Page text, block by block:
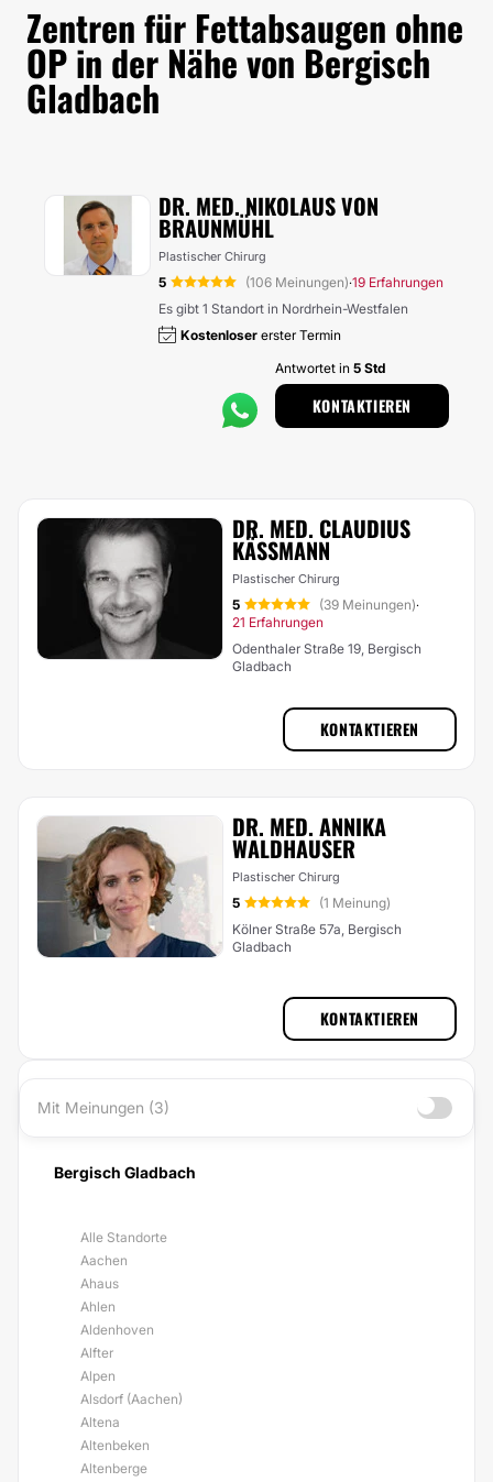
Zentren für Fettabsaugen ohne
OP in der Nähe von Bergisch
Gladbach
DR. MED. NIKOLAUS VON
BRAUNMÜHL
Plastischer Chirurg
5 (106 Meinungen)·19 Erfahrungen
Es gibt 1 Standort in Nordrhein-Westfalen
Kostenloser erster Termin
Antwortet in 5 Std
KONTAKTIEREN
DR. MED. CLAUDIUS
KÄSSMANN
Plastischer Chirurg
5 (39 Meinungen)·
21 Erfahrungen
Odenthaler Straße 19, Bergisch
Gladbach
KONTAKTIEREN
DR. MED. ANNIKA
WALDHAUSER
Plastischer Chirurg
5
(1 Meinung)
Kölner Straße 57a, Bergisch
Gladbach
KONTAKTIEREN
Mit Meinungen (3)
Bergisch Gladbach
Alle Standorte
Aachen
Ahaus
Ahlen
Aldenhoven
Alfter
Alpen
Alsdorf (Aachen)
Altena
Altenbeken
Altenberge